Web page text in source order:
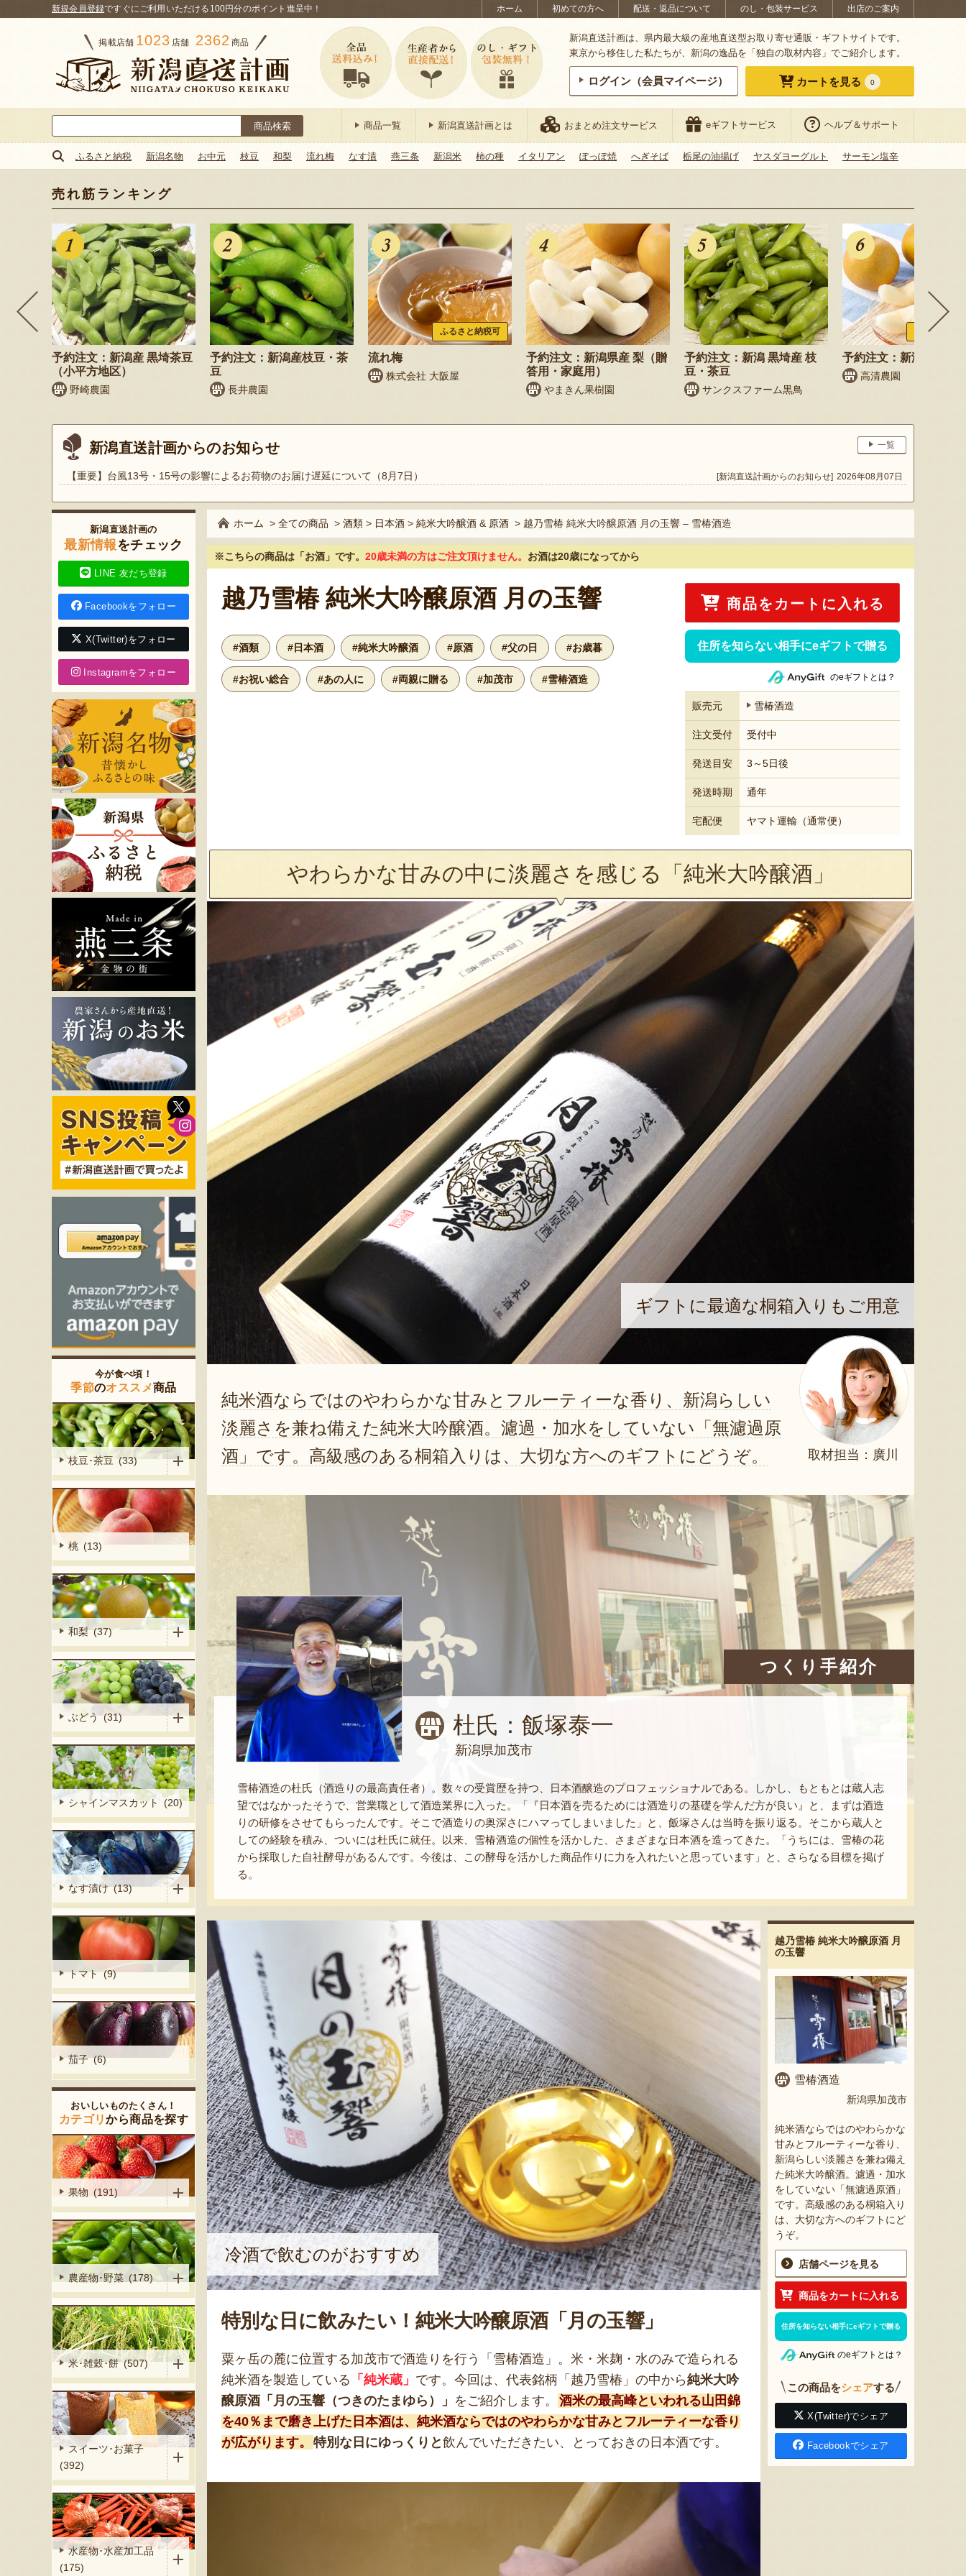
ホーム 初めての方へ 配送・返品について のし・包装サービス 出店のご案内
新規会員登録ですぐにご利用いただける100円分のポイント進呈中！
掲載店舗 1023 店舗 2362 商品
新潟直送計画は、県内最大級の産地直送型お取り寄せ通販・ギフトサイトです。
東京から移住した私たちが、新潟の逸品を「独自の取材内容」でご紹介します。
ログイン（会員マイページ） カートを見る 0
索:
商品一覧 新潟直送計画とは おまとめ注文サービス eギフトサービス ヘルプ＆サポート
ふるさと納税 新潟名物 お中元 枝豆 和梨 流れ梅 なす漬 燕三条 新潟米 柿の種 イタリアン ぽっぽ焼 へぎそば 栃尾の油揚げ ヤスダヨーグルト サーモン塩辛
売れ筋ランキング
予約注文：新潟産 黒埼茶豆
（小平方地区）
野崎農園
予約注文：新潟産枝豆・茶
豆
長井農園
ふるさと納税可
流れ梅
株式会社 大阪屋
予約注文：新潟県産 梨（贈
答用・家庭用）
やまきん果樹園
予約注文：新潟 黒埼産 枝
豆・茶豆
サンクスファーム黒鳥
ふるさと納
予約注文：新潟県産 梨
高清農園
新潟直送計画からのお知らせ 一覧
【重要】台風13号・15号の影響によるお荷物のお届け遅延について（8月7日） [新潟直送計画からのお知らせ] 2026年08月07日
ホーム > 全ての商品 > 酒類 > 日本酒 > 純米大吟醸酒 & 原酒 > 越乃雪椿 純米大吟醸原酒 月の玉響 – 雪椿酒造
※こちらの商品は 「お酒」 です。 20歳未満の方はご注文頂けません。 お酒は20歳になってから
越乃雪椿 純米大吟醸原酒 月の玉響
#酒類 #日本酒 #純米大吟醸酒 #原酒 #父の日 #お歳暮
#お祝い総合 #あの人に #両親に贈る #加茂市 #雪椿酒造
商品をカートに入れる
住所を知らない相手にeギフトで贈る
のeギフトとは？
販売元 雪椿酒造
注文受付 受付中
発送目安 3～5日後
発送時期 通年
宅配便 ヤマト運輸（通常便）
やわらかな甘みの中に淡麗さを感じる「純米大吟醸酒」
ギフトに最適な桐箱入りもご用意
取材担当：廣川
純米酒ならではのやわらかな甘みとフルーティーな香り、新潟らしい
淡麗さを兼ね備えた純米大吟醸酒。濾過・加水をしていない「無濾過原
酒」です。高級感のある桐箱入りは、大切な方へのギフトにどうぞ。
つくり手紹介
杜氏：飯塚泰一
新潟県加茂市
雪椿酒造の杜氏（酒造りの最高責任者）。数々の受賞歴を持つ、日本酒醸造のプロフェッショナルである。しかし、もともとは蔵人志
望ではなかったそうで、営業職として酒造業界に入った。「『日本酒を売るためには酒造りの基礎を学んだ方が良い』と、まずは酒造
りの研修をさせてもらったんです。そこで酒造りの奥深さにハマってしまいました」と、飯塚さんは当時を振り返る。そこから蔵人と
しての経験を積み、ついには杜氏に就任。以来、雪椿酒造の個性を活かした、さまざまな日本酒を造ってきた。「うちには、雪椿の花
から採取した自社酵母があるんです。今後は、この酵母を活かした商品作りに力を入れたいと思っています」と、さらなる目標を掲げ
る。
冷酒で飲むのがおすすめ
特別な日に飲みたい！純米大吟醸原酒「月の玉響」
粟ヶ岳の麓に位置する加茂市で酒造りを行う「雪椿酒造」。米・米麹・水のみで造られる
純米酒を製造している 「純米蔵」 です。今回は、代表銘柄「越乃雪椿」の中から純米大吟
醸原酒「月の玉響（つきのたまゆら）」 をご紹介します。 酒米の最高峰といわれる山田錦
を40％まで磨き上げた日本酒は、純米酒ならではのやわらかな甘みとフルーティーな香り
が広がります。 特別な日にゆっくりと飲んでいただきたい、とっておきの日本酒です。
越乃雪椿 純米大吟醸原酒 月
の玉響
雪椿酒造
新潟県加茂市
純米酒ならではのやわらかな
甘みとフルーティーな香り、
新潟らしい淡麗さを兼ね備え
た純米大吟醸酒。濾過・加水
をしていない「無濾過原酒」
です。高級感のある桐箱入り
は、大切な方へのギフトにど
うぞ。
店舗ページを見る
商品をカートに入れる
住所を知らない相手にeギフトで贈る
のeギフトとは？
この商品をシェアする
X(Twitter)でシェア
Facebookでシェア
新潟直送計画の
最新情報をチェック
LINE 友だち登録
Facebookをフォロー
X(Twitter)をフォロー
Instagramをフォロー
今が食べ頃！
季節のオススメ商品
枝豆･茶豆 (33)
桃 (13)
和梨 (37)
ぶどう (31)
シャインマスカット (20)
なす漬け (13)
トマト (9)
茄子 (6)
おいしいものたくさん！
カテゴリから商品を探す
果物 (191)
農産物･野菜 (178)
米･雑穀･餅 (507)
スイーツ･お菓子
(392)
水産物･水産加工品
(175)